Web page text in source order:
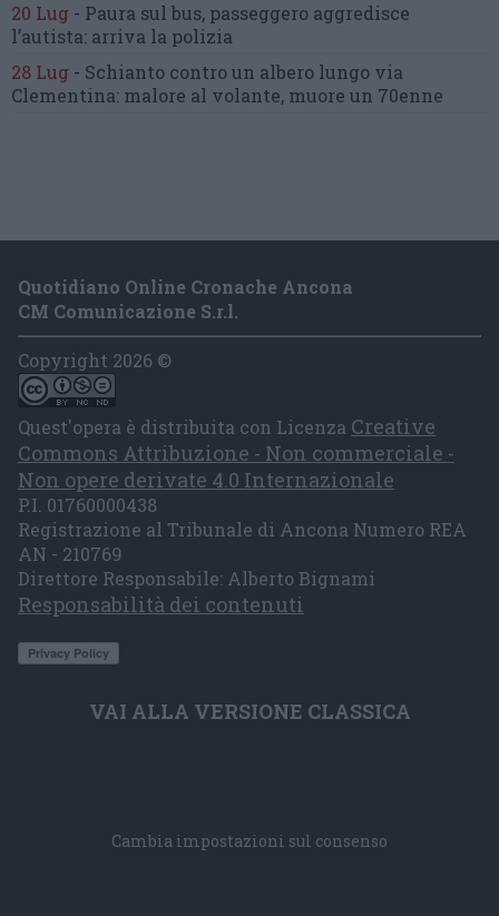
20 Lug - Paura sul bus, passeggero aggredisce
l’autista: arriva la polizia
28 Lug - Schianto contro un albero lungo via
Clementina: malore al volante, muore un 70enne
Quotidiano Online Cronache Ancona
CM Comunicazione S.r.l.
Copyright 2026 ©
Quest'opera è distribuita con Licenza Creative
Commons Attribuzione - Non commerciale -
Non opere derivate 4.0 Internazionale
P.I. 01760000438
Registrazione al Tribunale di Ancona Numero REA
AN - 210769
Direttore Responsabile: Alberto Bignami
Responsabilità dei contenuti
VAI ALLA VERSIONE CLASSICA
Cambia impostazioni sul consenso